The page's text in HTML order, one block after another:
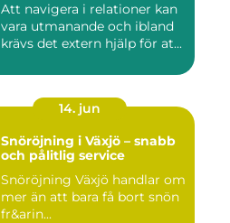
Att navigera i relationer kan
vara utmanande och ibland
krävs det extern hjälp för at...
14. jun
Snöröjning i Växjö – snabb
och pålitlig service
Snöröjning Växjö handlar om
mer än att bara få bort snön
fr&arin...